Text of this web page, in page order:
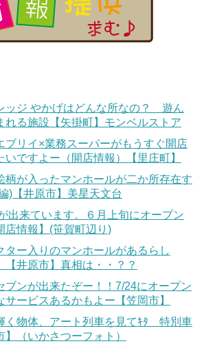
ッジ やかげはどんな所なの？ 遊ん
れる施設【矢掛町】モンベルストア
ブリイ×業務スーパーがもうすぐ開店
いですよー（開店情報）【里庄町】
柄が入ったマンホールが二か所存在す
)【井原市】美星天文台
出来ています。６月上旬にオープン
店情報】(笹賀町辺り)
ター入りのマンホールがあるらし
【井原市】真相は・・？？
ブンが出来たぞー！！7/24にオープン
ービスあるかもよー【笠岡市】
く物体、アート列車を見てｷﾀ 特別車
（いかさつーフォト）